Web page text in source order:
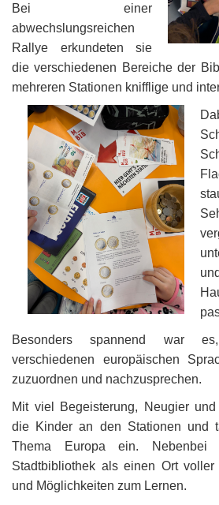
Bei einer
abwechslungsreichen
Rallye erkundeten sie
die verschiedenen Bereiche der
mehreren Stationen knifflige und
Besonders spannend war
verschiedenen europäischen
zuzuordnen und nachzusprechen.
Mit viel Begeisterung, Neugier und
die Kinder an den Stationen und
Thema Europa ein. Nebenbei
Stadtbibliothek als einen Ort voller
und Möglichkeiten zum Lernen.